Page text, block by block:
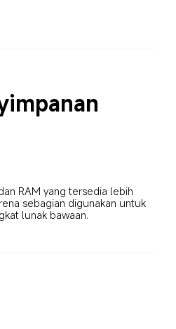
RAM yang tersedia lebih
sebagian digunakan untuk
lunak bawaan.